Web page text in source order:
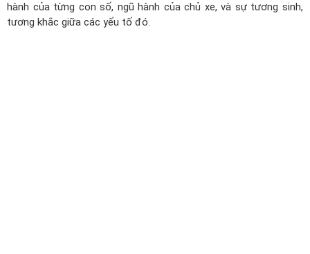
hành của từng con số, ngũ hành của chủ xe, và sự tương sinh,
tương khắc giữa các yếu tố đó.